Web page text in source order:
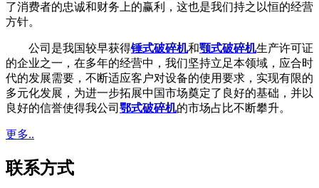
了消费者的忠诚和财务上的赢利，这也是我们持之以恒的经营
方针。
公司是我国较早获得锤式破碎机和颚式破碎机生产许可证
的企业之一，在多年的经营中，我们坚持立足本领域，应合时
代的发展需要，不断适应客户对设备的使用要求，实现有限的
多元化发展，为进一步拓展中国市场奠定了良好的基础，并以
良好的信誉使得我公司 鄂式破碎机的市场占比不断攀升。
更多..
联系方式